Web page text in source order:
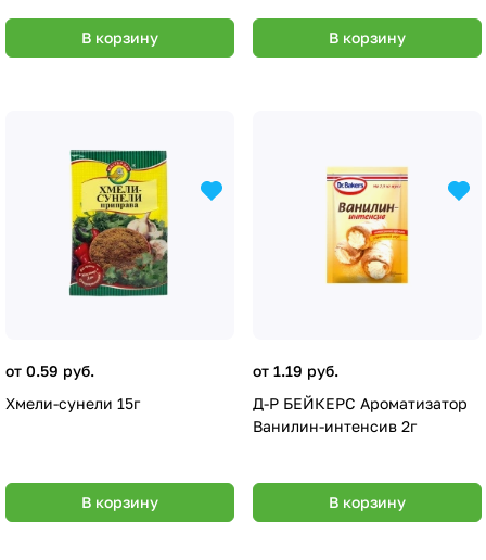
В корзину В корзину
от 0.59 руб.
Хмели-сунели 15г
В корзину
от 1.19 руб.
Д-Р БЕЙКЕРС Ароматизатор
Ванилин-интенсив 2г
В корзину